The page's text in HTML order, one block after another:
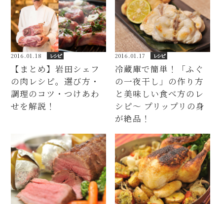
2016.01.18 レシピ
【まとめ】岩田シェフ
の肉レシピ。選び方・
調理のコツ・つけあわ
せを解説！
2016.01.17 レシピ
冷蔵庫で簡単！「ふぐ
の一夜干し」の作り方
と美味しい食べ方のレ
シピ～ プリップリの身
が絶品！